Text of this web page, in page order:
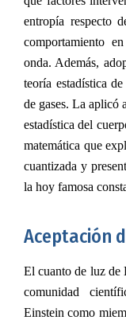
entropía respecto
comportamiento
onda. Además,
teoría estadística
de gases. La aplicó
estadística del
matemática que
cuantizada y
la hoy famosa
Aceptación
El cuanto de luz de
comunidad
Einstein como